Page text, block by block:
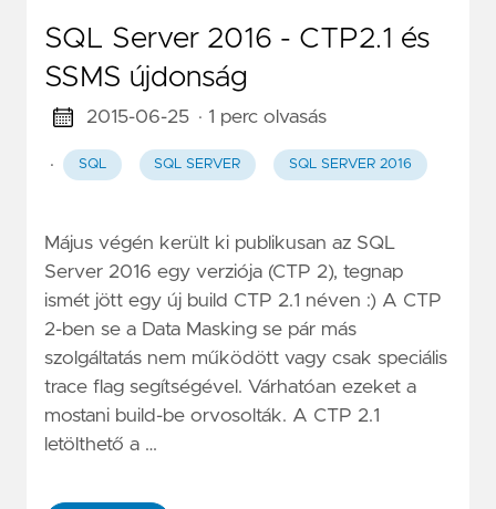
SQL Server 2016 - CTP2.1 és
SSMS újdonság
2015-06-25 · 1 perc olvasás
· SQL SQL SERVER SQL SERVER 2016
Május végén került ki publikusan az SQL
Server 2016 egy verziója (CTP 2), tegnap
ismét jött egy új build CTP 2.1 néven :) A CTP
2-ben se a Data Masking se pár más
szolgáltatás nem működött vagy csak speciális
trace flag segítségével. Várhatóan ezeket a
mostani build-be orvosolták. A CTP 2.1
letölthető a …